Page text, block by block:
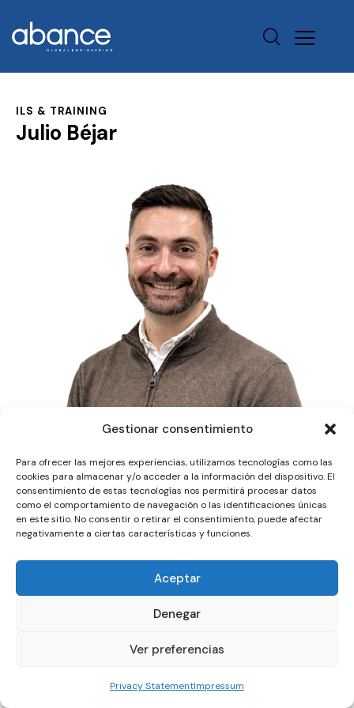
Gestionar consentimiento
Para ofrecer las mejores experiencias, utilizamos tecnologías como las
cookies para almacenar y/o acceder a la información del dispositivo. El
consentimiento de estas tecnologías nos permitirá procesar datos
como el comportamiento de navegación o las identificaciones únicas
en este sitio. No consentir o retirar el consentimiento, puede afectar
negativamente a ciertas características y funciones.
Aceptar
Denegar
Ver preferencias
Privacy StatementImpressum
ILS & TRAINING
Julio Béjar